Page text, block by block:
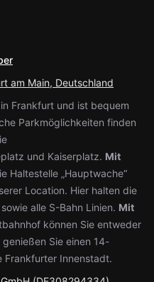
am Main, Deutschland
Frankfurt und ist bequem
Parkmöglichkeiten finden
und Kaiserplatz. Mit
Haltestelle „Hauptwache“
Location. Hier halten die
alle S-Bahn Linien. Mit
können Sie entweder
Sie einen 14-
Frankfurter Innenstadt.